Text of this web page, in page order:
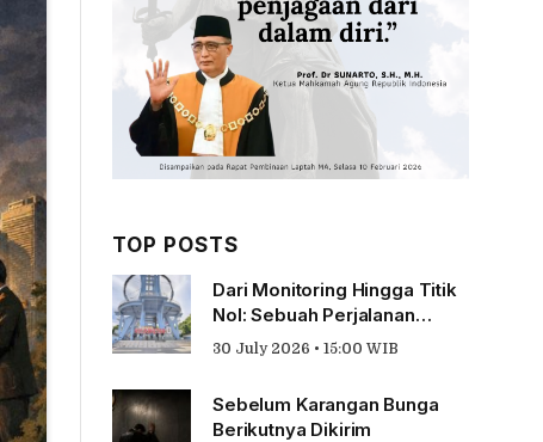
TOP POSTS
Dari Monitoring Hingga Titik
Nol: Sebuah Perjalanan
Tentang Pengabdian
30 July 2026 • 15:00 WIB
Sebelum Karangan Bunga
Berikutnya Dikirim